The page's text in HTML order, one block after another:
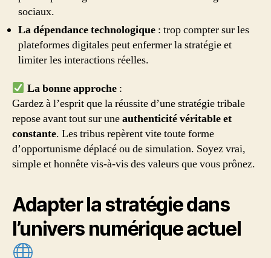
sociaux.
La dépendance technologique : trop compter sur les
plateformes digitales peut enfermer la stratégie et
limiter les interactions réelles.
La bonne approche:
Gardez à l’esprit que la réussite d’une stratégie tribale
repose avant tout sur uneauthenticité véritable et
constante. Les tribus repèrent vite toute forme
d’opportunisme déplacé ou de simulation. Soyez vrai,
simple et honnête vis-à-vis des valeurs que vous prônez.
Adapter la stratégie dans
l’univers numérique actuel